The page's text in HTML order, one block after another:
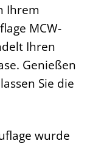
Ihrem
MCW-
Ihren
Genießen
Sie die
wurde